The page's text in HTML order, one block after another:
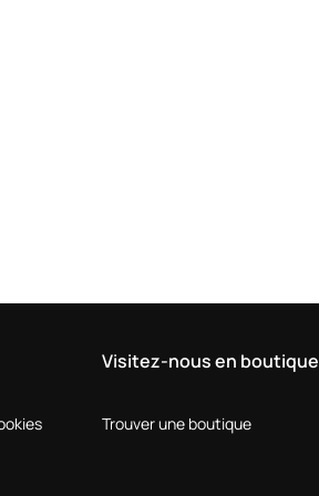
Visitez-nous en boutique
Trouver une boutique